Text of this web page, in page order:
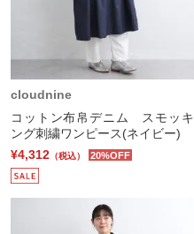
cloudnine
コットン布帛デニム スモッキ
ング刺繍ワンピース(ネイビー)
¥4,312 （税込） 20%OFF